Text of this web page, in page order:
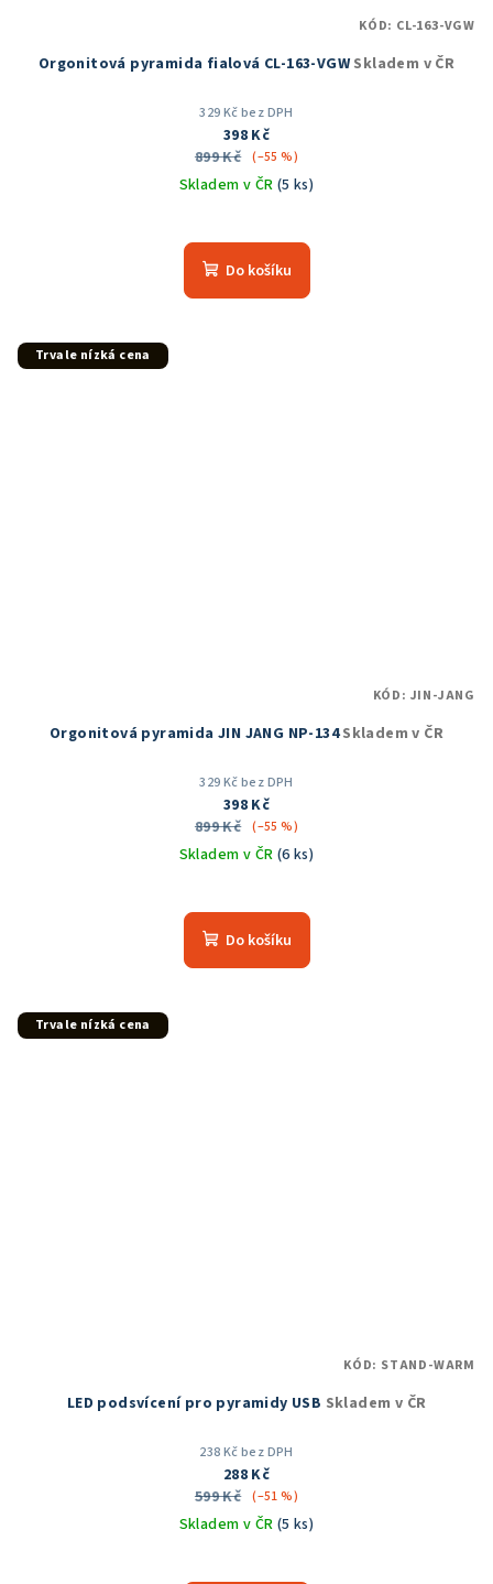
Orgonitová pyramida fialová CL-163-VGWSkladem v ČR
329 Kč bez DPH
398 Kč
899 Kč (–55 %)
Skladem v ČR (5 ks)
hodnocení
produktu
Do košíku
KÓD: CL-163-VGW
Trvale nízká cena
Orgonitová pyramida JIN JANG NP-134Skladem v ČR
329 Kč bez DPH
398 Kč
899 Kč (–55 %)
Skladem v ČR (6 ks)
hodnocení
produktu
Do košíku
KÓD: JIN-JANG
Trvale nízká cena
LED podsvícení pro pyramidy USB Skladem v ČR
238 Kč bez DPH
288 Kč
599 Kč (–51 %)
Skladem v ČR (5 ks)
KÓD: STAND-WARM